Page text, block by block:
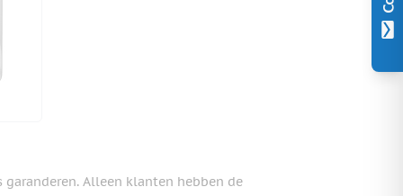
Alleen klanten hebben de